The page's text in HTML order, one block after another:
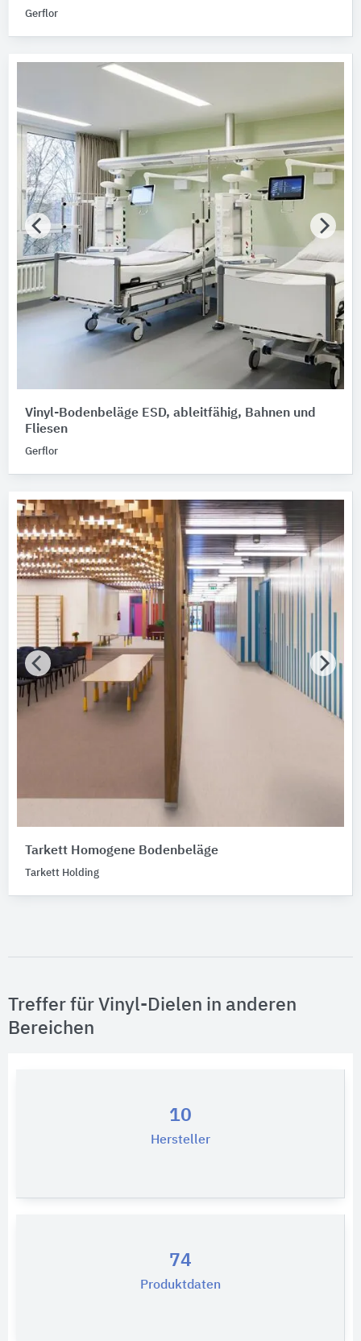
Gerflor
Vinyl-Bodenbeläge ESD, ableitfähig, Bahnen und
Fliesen
Gerflor
Tarkett Homogene Bodenbeläge
Tarkett Holding
Treffer für Vinyl-Dielen in anderen
Bereichen
10
Hersteller
74
Produktdaten